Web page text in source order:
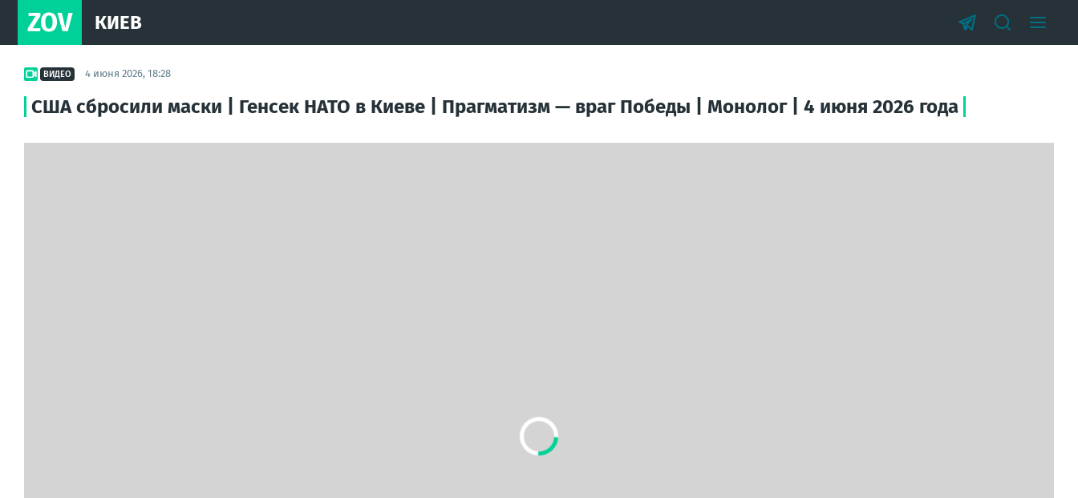
ZOV КИЕВ
ВИДЕО 4 июня 2026, 18:28
США сбросили маски | Генсек НАТО в Киеве | Прагматизм — враг Победы | Монолог | 4 июня 2026 года